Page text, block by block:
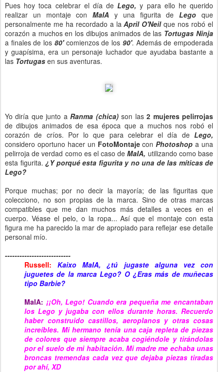
Pues hoy toca celebrar el día deLego, y para ello he querido
realizar un montaje conMaIAy una figurita deLegoque
personalmente me ha recordado a laApril O'Neilque nos robó el
corazón a muchos en los dibujos animados de las Tortugas Ninja
a finales de los 80'comienzos de los 90'. Además de empoderada
y guapísima, era un personaje luchador que ayudaba bastante a
las Tortugas en sus aventuras.
Yo diría que junto aRanma (chica)son las2 mujeres pelirrojas
de dibujos animados de esa época que a muchos nos robó el
corazón de críos. Por lo que para celebrar el día de Lego,
considero oportuno hacer un FotoMontajeconPhotoshopa una
pelirroja de verdad como es el caso deMaIA, utilizando como base
esta figurita. ¿Y porqué esta figurita y no una de las míticas de
Lego?
Porque muchas; por no decir la mayoría; de las figuritas que
colecciono, no son propias de la marca. Sino de otras marcas
compatibles que me dan muchos más detalles a veces en el
cuerpo. Véase el pelo, o la ropa... Así que el montaje con esta
figura me ha parecido la mar de apropiado para reflejar ese detalle
personal mío.
---------------------------
Russell:Kaixo MaIA, ¿tú jugaste alguna vez con
juguetes de la marca Lego? O ¿Eras más de muñecas
tipo Barbie?
MaIA: ¡¡Oh, Lego! Cuando era pequeña me encantaban
los Lego y jugaba con ellos durante horas. Recuerdo
haber construido castillos, aeroplanos y otras cosas
increíbles. Mi hermano tenía una caja repleta de piezas
de colores que siempre acaba cogiéndole y tirándolas
por el suelo de mi habitación. Mi madre me echaba unas
broncas tremendas cada vez que dejaba piezas tiradas
por ahí, XD